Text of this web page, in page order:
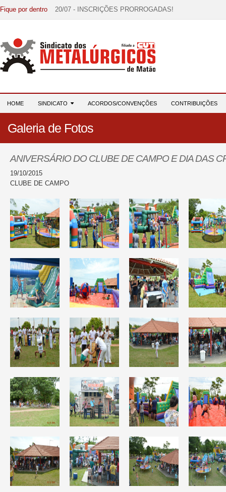
Fique por dentro 20/07 - INSCRIÇÕES PRORROGADAS!
07/07 - Increva-se! Link na descrição!
03/08 - DATA-BASE 2026: HORA DE UNIÃO E
HOME SINDICATO ACORDOS/CONVENÇÕES CONTRIBUIÇÕES
Galeria de Fotos
ANIVERSÁRIO DO CLUBE DE CAMPO E DIA DAS
19/10/2015
CLUBE DE CAMPO